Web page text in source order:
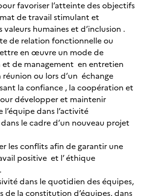
favoriser l’atteinte des objectifs
de travail stimulant et
valeurs humaines et d’inclusion .
de relation fonctionnelle ou
en œuvre un mode de
de management en entretien
ou lors d’un échange
la confiance , la coopération et
développer et maintenir
l’équipe dans l’activité
le cadre d’un nouveau projet
les conflits afin de garantir une
positive et l’ éthique
dans le quotidien des équipes,
de la constitution d’équipes, dans